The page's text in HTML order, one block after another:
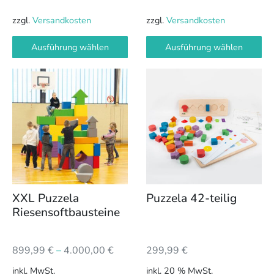
zzgl. Versandkosten
Ausführung wählen
zzgl. Versandkosten
Ausführung wählen
XXL Puzzela
Riesensoftbausteine
899,99 €– 4.000,00 €
inkl. MwSt.
Dieses
Produkt
weist
mehrere
Varianten
auf.
Die
Optionen
können
auf
gewählt
werden
Puzzela 42-teilig
299,99 €
inkl. 20 % MwSt.